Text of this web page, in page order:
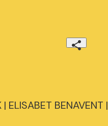
ELISABET BENAVENT |